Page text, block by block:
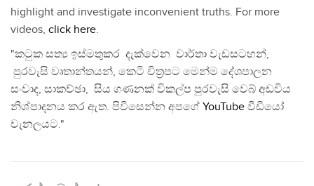
highlight and investigate inconvenient truths. For more
videos, click here.
"කටුක සත්‍ය ඉස්මතුකර දැක්වෙන වාර්තා වැඩසටහන්,
පුරවැසි වෘතාන්තයන්, කෙටි චිත්‍රපට මෙන්ම දේශපාලන
සංවාද, සාකච්ඡා, සිය ගණනක් විකල්ප පුරවැසි වෙබ් අඩවිය
නිශ්පාදනය කර ඇත. පිවිසෙන්න අපගේ YouTube වීඩියෝ
චැනලයට."